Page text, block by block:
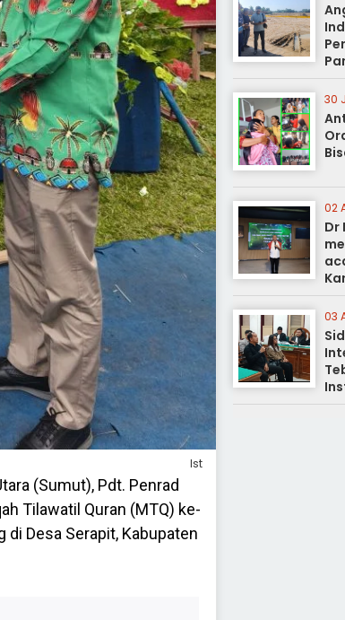
Ist
(Sumut), Pdt. Penrad
Tilawatil Quran (MTQ) ke-
Desa Serapit, Kabupaten
30
02
Dr
03